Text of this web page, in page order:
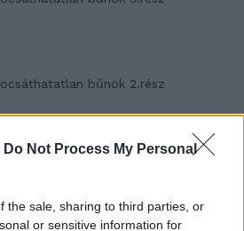
Do Not Process My Personal
the sale, sharing to third parties, or
or sensitive information for
bűnök 2.rész